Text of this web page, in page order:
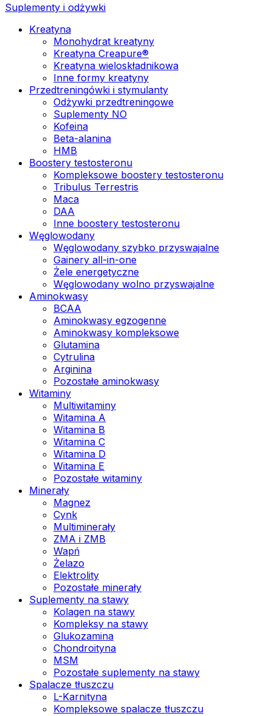
Suplementy i odżywki
Kreatyna
Monohydrat kreatyny
Kreatyna Creapure®
Kreatyna wieloskładnikowa
Inne formy kreatyny
Przedtreningówki i stymulanty
Odżywki przedtreningowe
Suplementy NO
Kofeina
Beta-alanina
HMB
Boostery testosteronu
Kompleksowe boostery testosteronu
Tribulus Terrestris
Maca
DAA
Inne boostery testosteronu
Węglowodany
Węglowodany szybko przyswajalne
Gainery all-in-one
Żele energetyczne
Węglowodany wolno przyswajalne
Aminokwasy
BCAA
Aminokwasy egzogenne
Aminokwasy kompleksowe
Glutamina
Cytrulina
Arginina
Pozostałe aminokwasy
Witaminy
Multiwitaminy
Witamina A
Witamina B
Witamina C
Witamina D
Witamina E
Pozostałe witaminy
Minerały
Magnez
Cynk
Multiminerały
ZMA i ZMB
Wapń
Żelazo
Elektrolity
Pozostałe minerały
Suplementy na stawy
Kolagen na stawy
Kompleksy na stawy
Glukozamina
Chondroityna
MSM
Pozostałe suplementy na stawy
Spalacze tłuszczu
L-Karnityna
Kompleksowe spalacze tłuszczu